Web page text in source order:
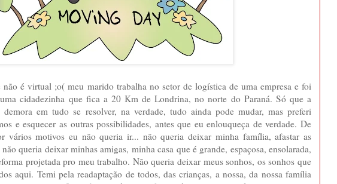
não é virtual ;o( meu marido trabalha no setor de logística de uma empresa e foi
cidadezinha que fica a 20 Km de Londrina, no norte do Paraná. Só que a
em tudo se resolver, na verdade, tudo ainda pode mudar, mas preferi
e esquecer as outras possibilidades, antes que eu enlouqueça de verdade. De
vários motivos eu não queria ir... não queria deixar minha família, afastar as
queria deixar minhas amigas, minha casa que é grande, espaçosa, ensolarada,
projetada pro meu trabalho. Não queria deixar meus sonhos, os sonhos que
aqui. Temi pela readaptação de todos, das crianças, a nossa, da nossa família